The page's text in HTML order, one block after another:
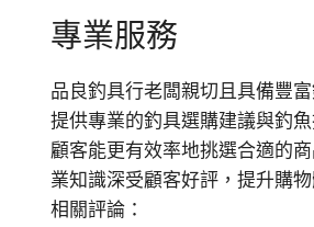
專業服務
品良釣具行老闆親切且具備豐
提供專業的釣具選購建議與釣
顧客能更有效率地挑選合適的
業知識深受顧客好評，提升購物
相關評論：